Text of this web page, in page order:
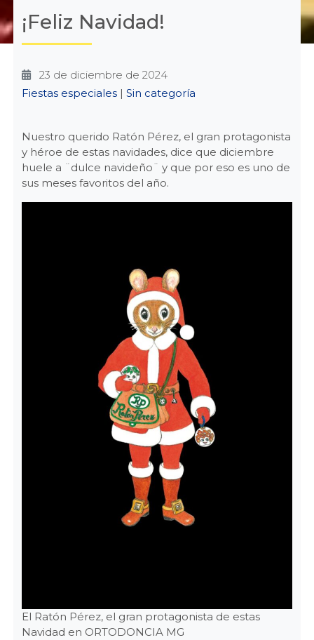
¡Feliz Navidad!
23 de diciembre de 2024
Categories
Fiestas especiales| Sin categoría
Nuestro querido Ratón Pérez, el gran protagonista
y héroe de estas navidades, dice que diciembre
huele a ¨dulce navideño¨ y que por eso es uno de
sus meses favoritos del año.
El Ratón Pérez, el gran protagonista de estas
Navidad en ORTODONCIA MG